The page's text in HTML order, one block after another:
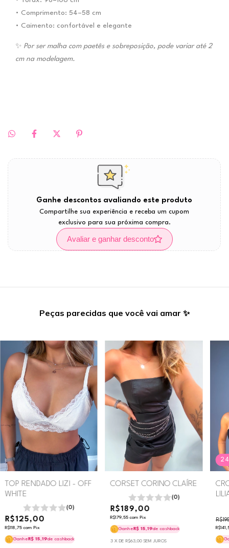
• Comprimento: 54–58 cm
• Caimento: confortável e elegante
✨ Por ser malha com paetês e sobreposição, pode variar até 2
cm na modelagem.
Ganhe descontos avaliando este produto
Compartilhe sua experiência e receba um cupom
exclusivo para sua próxima compra.
Avaliar e ganhar desconto
Peças parecidas que você vai amar ✨
TOP RENDADO LIZI - OFF
WHITE
(0)
R$125,00
R$118,75com Pix
Ganhe R$ 15,19de cashback
CORSET CORINO CLAÍRE
(0)
R$189,00
R$179,55com Pix
Ganhe R$ 15,19de cashback
3 X DE R$63,00 SEM JUROS